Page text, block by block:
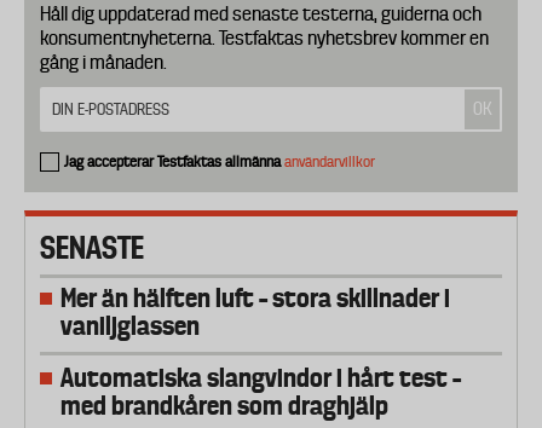
Håll dig uppdaterad med senaste testerna, guiderna och
konsumentnyheterna. Testfaktas nyhetsbrev kommer en
gång i månaden.
Jag accepterar Testfaktas allmännaanvändarvillkor
SENASTE
Mer än hälften luft – stora skillnader i
vaniljglassen
Automatiska slangvindor i hårt test –
med brandkåren som draghjälp